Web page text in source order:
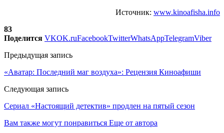
Источник: www.kinoafisha.info
83
Поделится VKOK.ruFacebookTwitterWhatsAppTelegramViber
Предыдущая запись
«Аватар: Последний маг воздуха»: Рецензия Киноафиши
Следующая запись
Сериал «Настоящий детектив» продлен на пятый сезон
Вам также могут понравиться Еще от автора